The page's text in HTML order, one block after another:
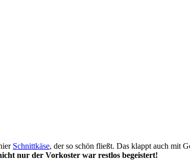
Schnittkäse, der so schön fließt. Das klappt auch mit
nur der Vorkoster war restlos begeistert!